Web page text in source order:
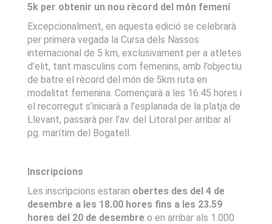
5k per obtenir un nou rècord del món femení
Excepcionalment, en aquesta edició se celebrarà
per primera vegada la Cursa dels Nassos
internacional de 5 km, exclusivament per a atletes
d’elit, tant masculins com femenins, amb l’objectiu
de batre el rècord del món de 5km ruta en
modalitat femenina. Començarà a les 16.45 hores i
el recorregut s’iniciarà a l’esplanada de la platja de
Llevant, passarà per l’av. del Litoral per arribar al
pg. marítim del Bogatell.
Inscripcions
Les inscripcions estaran obertes des del 4 de
desembre a les 18.00 hores fins a les 23.59
hores del 20 de desembre o en arribar als 1.000